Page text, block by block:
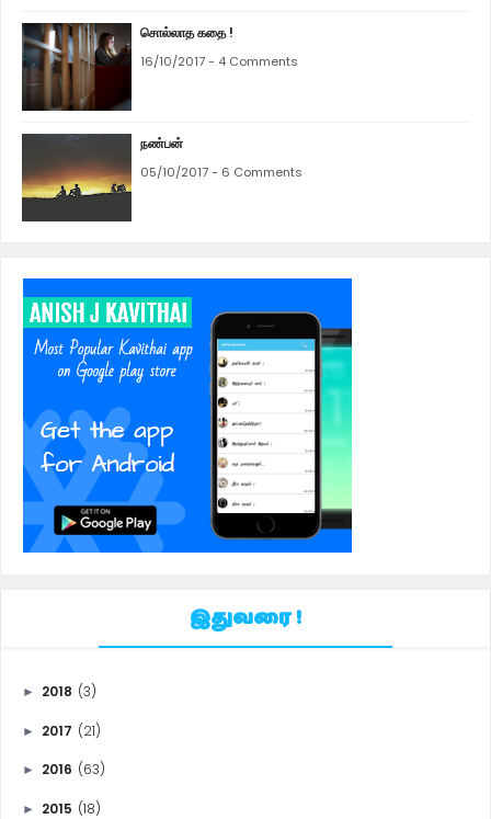
சொல்லாத கதை !
16/10/2017 - 4 Comments
நண்பன்
05/10/2017 - 6 Comments
இதுவரை !
► 2018 (3)
► 2017 (21)
► 2016 (63)
► 2015 (18)